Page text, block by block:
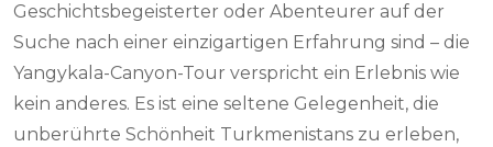
Geschichtsbegeisterter oder Abenteurer auf der
Suche nach einer einzigartigen Erfahrung sind – die
Yangykala-Canyon-Tour verspricht ein Erlebnis wie
kein anderes. Es ist eine seltene Gelegenheit, die
unberührte Schönheit Turkmenistans zu erleben,